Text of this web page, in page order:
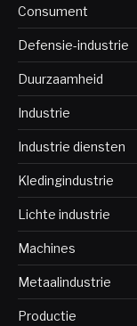
Consument
Defensie-industrie
Duurzaamheid
Industrie
Industrie diensten
Kledingindustrie
Lichte industrie
Machines
Metaalindustrie
Productie